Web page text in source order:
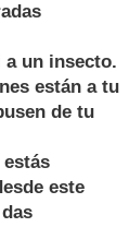
a un insecto.
están a tu
de tu
este